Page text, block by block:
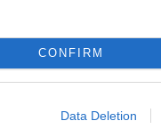
CONFIRM
Data Deletion